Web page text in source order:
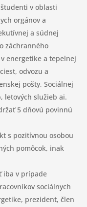
v oblasti
orgánov a
a súdnej
záchranného
energetike a tepelnej
odvozu a
pošty, Sociálnej
letových služieb ai.
5 dňovú povinnú
s pozitívnou osobou
pomôcok, inak
iba v prípade
sociálnych
prezident, člen